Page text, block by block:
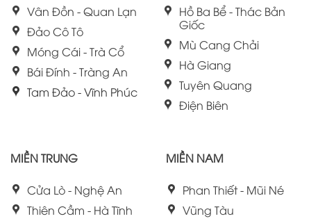
Vân Đồn - Quan Lạn
Đảo Cô Tô
Móng Cái - Trà Cổ
Bái Đính - Tràng An
Tam Đảo - Vĩnh Phúc
Hồ Ba Bể - Thác Bản
Giốc
Mù Cang Chải
Hà Giang
Tuyên Quang
Điện Biên
MIỀN TRUNG
Cửa Lò - Nghệ An
Thiên Cầm - Hà Tĩnh
MIỀN NAM
Phan Thiết - Mũi Né
Vũng Tàu